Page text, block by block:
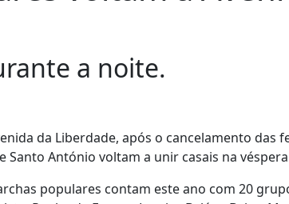
a noite.
da Liberdade, após o cancelamento das
Santo António voltam a unir casais na
populares contam este ano com 20